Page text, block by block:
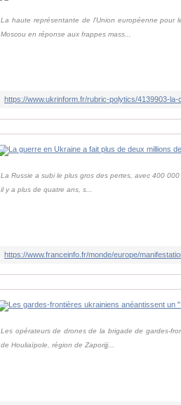
La haute représentante de l'Union européenne pour
Moscou en réponse aux frappes mass...
La Russie a subi le plus gros des pertes, avec 400
il y a plus de quatre ans, s...
Les opérateurs de drones de la brigade de gardes-
de Houliaïpole, région de Zaporijj...